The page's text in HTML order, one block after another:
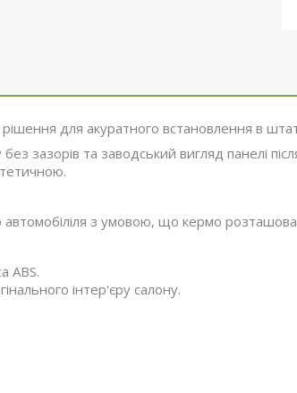
для акуратного встановлення в
зазорів та заводський вигляд панелі
з умовою, що кермо
ABS.
інтер'єру салону.